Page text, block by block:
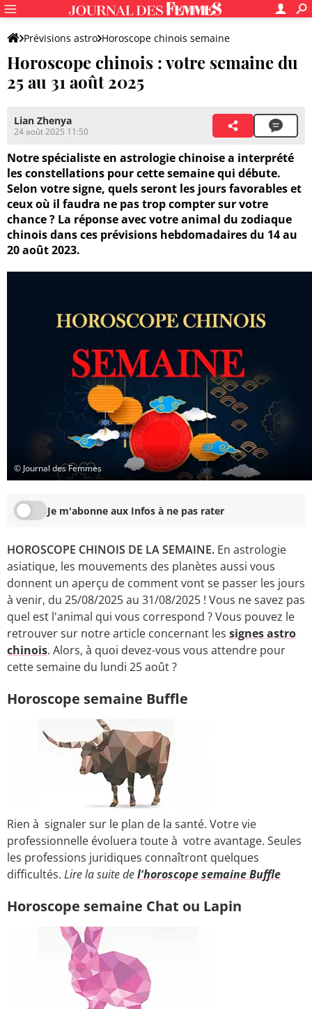
Prévisions astro Horoscope chinois semaine
Horoscope chinois : votre semaine du
25 au 31 août 2025
Lian Zhenya
24 août 2025 11:50
Notre spécialiste en astrologie chinoise a interprété
les constellations pour cette semaine qui débute.
Selon votre signe, quels seront les jours favorables et
ceux où il faudra ne pas trop compter sur votre
chance ? La réponse avec votre animal du zodiaque
chinois dans ces prévisions hebdomadaires du 14 au
20 août 2023.
© Journal des Femmes
Je m'abonne aux Infos à ne pas rater
HOROSCOPE CHINOIS DE LA SEMAINE. En astrologie
asiatique, les mouvements des planètes aussi vous
donnent un aperçu de comment vont se passer les jours
à venir, du 25/08/2025 au 31/08/2025 ! Vous ne savez pas
quel est l'animal qui vous correspond ? Vous pouvez le
retrouver sur notre article concernant les signes astro
chinois. Alors, à quoi devez-vous vous attendre pour
cette semaine du lundi 25 août ?
Horoscope semaine Buffle
Rien à signaler sur le plan de la santé. Votre vie
professionnelle évoluera toute à votre avantage. Seules
les professions juridiques connaîtront quelques
difficultés. Lire la suite del'horoscope semaine Buffle
Horoscope semaine Chat ou Lapin